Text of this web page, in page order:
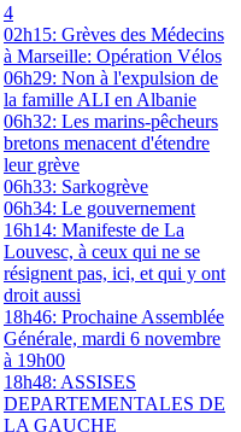
4
02h15: Grèves des Médecins
à Marseille: Opération Vélos
06h29: Non à l'expulsion de
la famille ALI en Albanie
06h32: Les marins-pêcheurs
bretons menacent d'étendre
leur grève
06h33: Sarkogrève
06h34: Le gouvernement
16h14: Manifeste de La
Louvesc, à ceux qui ne se
résignent pas, ici, et qui y ont
droit aussi
18h46: Prochaine Assemblée
Générale, mardi 6 novembre
à 19h00
18h48: ASSISES
DEPARTEMENTALES DE
LA GAUCHE